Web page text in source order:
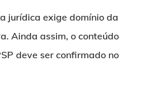
jurídica exige domínio da
Ainda assim, o conteúdo
deve ser confirmado no